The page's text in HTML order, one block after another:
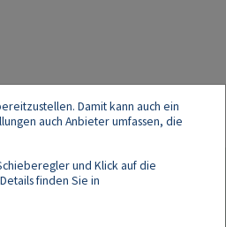
Damit kann auch ein
auch Anbieter umfassen, die
und Klick auf die
finden Sie in